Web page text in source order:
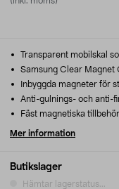
Butikslager
Hämtar lagerstatus...
Transparent mobilskal
Samsung Clear Magnet
Inbyggda magneter för
Anti-gulnings- och anti-
Fäst magnetiska
Mer information